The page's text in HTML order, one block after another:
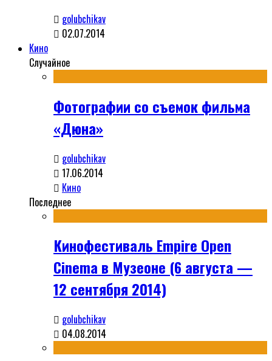
golubchikav
02.07.2014
Кино
Случайное
Фотографии со съемок фильма
«Дюна»
golubchikav
17.06.2014
Кино
Последнее
Кинофестиваль Empire Open
Cinema в Музеоне (6 августа —
12 сентября 2014)
golubchikav
04.08.2014